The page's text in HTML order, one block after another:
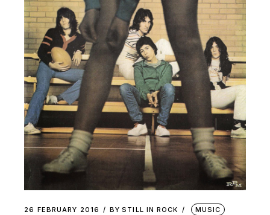
26 FEBRUARY 2016 BY STILL IN ROCK
MUSIC